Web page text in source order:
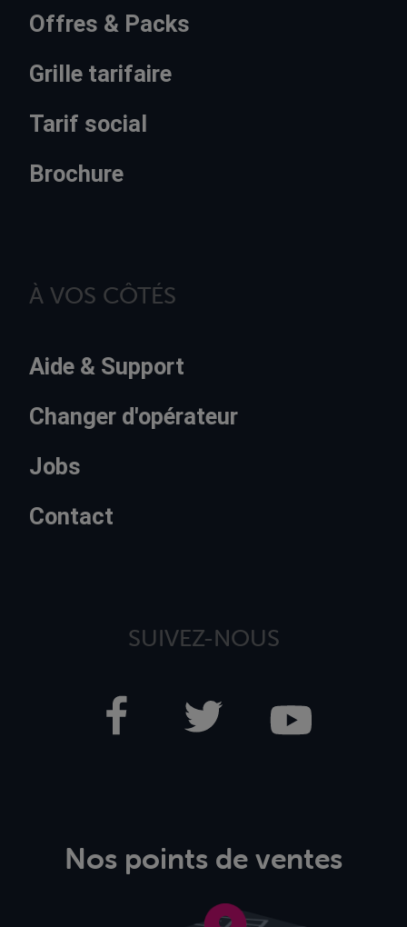
Offres & Packs
Grille tarifaire
Tarif social
Brochure
À VOS CÔTÉS
Aide & Support
Changer d'opérateur
Jobs
Contact
SUIVEZ-NOUS
Nos points de ventes